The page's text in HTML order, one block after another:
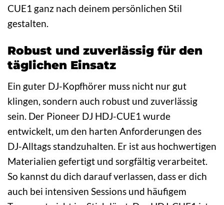
CUE1 ganz nach deinem persönlichen Stil
gestalten.
Robust und zuverlässig für den
täglichen Einsatz
Ein guter DJ-Kopfhörer muss nicht nur gut
klingen, sondern auch robust und zuverlässig
sein. Der Pioneer DJ HDJ-CUE1 wurde
entwickelt, um den harten Anforderungen des
DJ-Alltags standzuhalten. Er ist aus hochwertigen
Materialien gefertigt und sorgfältig verarbeitet.
So kannst du dich darauf verlassen, dass er dich
auch bei intensiven Sessions und häufigem